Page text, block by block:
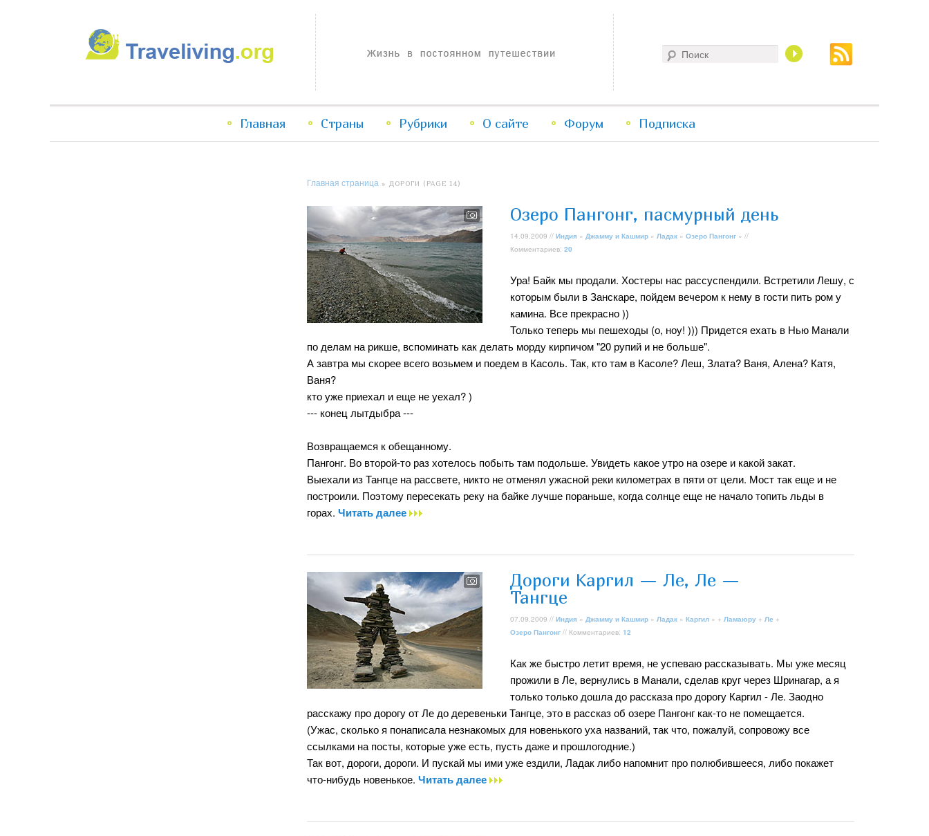
Traveliving
Жизнь в постоянном путешествии
Перейти
содержимому
Перейти
содержимому
Главная Страны Рубрики О сайте Форум Подписка
Главная страница » ДОРОГИ (PAGE 14)
Озеро Пангонг, пасмурный день
14.09.2009 // Индия » Джамму и Кашмир » Ладак » Озеро Пангонг » //
Комментариев: 20
Ура! Байк мы продали. Хостеры нас рассуспендили. Встретили Лешу, с
которым были в Занскаре, пойдем вечером к нему в гости пить ром у
камина. Все прекрасно ))
Только теперь мы пешеходы (о, ноу! ))) Придется ехать в Нью Манали
по делам на рикше, вспоминать как делать морду кирпичом "20 рупий и не больше".
А завтра мы скорее всего возьмем и поедем в Касоль. Так, кто там в Касоле? Леш, Злата? Ваня, Алена? Катя,
Ваня?
кто уже приехал и еще не уехал? )
--- конец лытдыбра ---
Возвращаемся к обещанному.
Пангонг. Во второй-то раз хотелось побыть там подольше. Увидеть какое утро на озере и какой закат.
Выехали из Тангце на рассвете, никто не отменял ужасной реки километрах в пяти от цели. Мост так еще и не
построили. Поэтому пересекать реку на байке лучше пораньше, когда солнце еще не начало топить льды в
горах. Читать далее
Дороги Каргил — Ле, Ле —
Тангце
07.09.2009 // Индия » Джамму и Кашмир » Ладак » Каргил » + Ламаюру + Ле +
Озеро Пангонг // Комментариев: 12
Как же быстро летит время, не успеваю рассказывать. Мы уже месяц
прожили в Ле, вернулись в Манали, сделав круг через Шринагар, а я
только только дошла до рассказа про дорогу Каргил - Ле. Заодно
расскажу про дорогу от Ле до деревеньки Тангце, это в рассказ об озере Пангонг как-то не помещается.
(Ужас, сколько я понаписала незнакомых для новенького уха названий, так что, пожалуй, сопровожу все
ссылками на посты, которые уже есть, пусть даже и прошлогодние.)
Так вот, дороги, дороги. И пускай мы ими уже ездили, Ладак либо напомнит про полюбившееся, либо покажет
что-нибудь новенькое. Читать далее